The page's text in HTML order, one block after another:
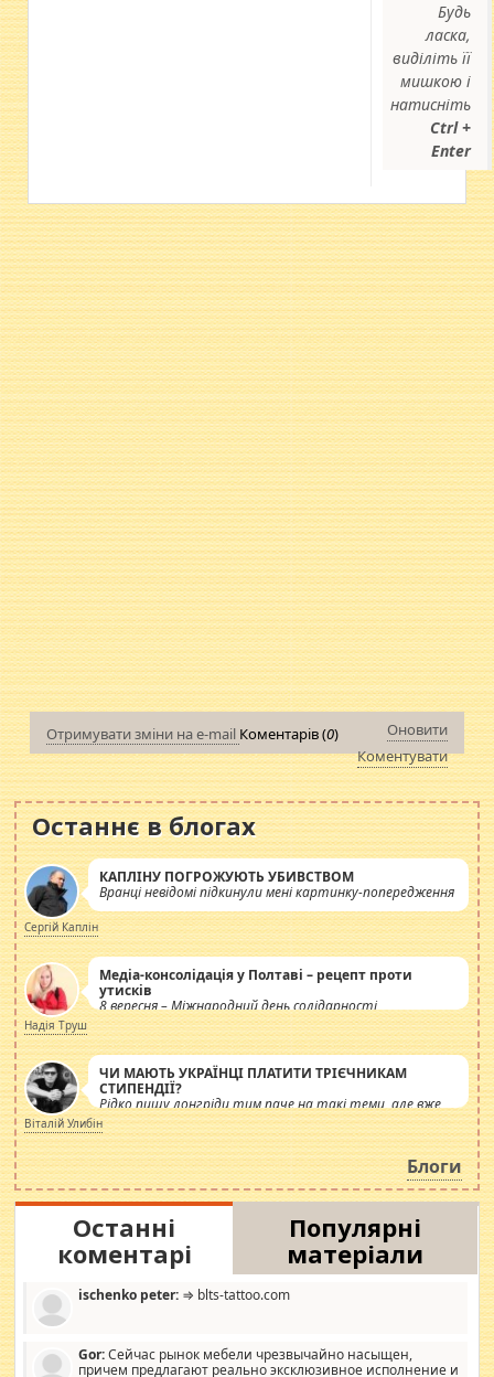
Будь
ласка,
виділіть її
мишкою і
натисніть
Ctrl +
Enter
Отримувати зміни на e-mail Коментарів (0)
Оновити
Коментувати
Останнє в блогах
КАПЛІНУ ПОГРОЖУЮТЬ УБИВСТВОМ
Вранці невідомі підкинули мені картинку-попередження
Сергій Каплін
Медіа-консолідація у Полтаві – рецепт проти
утисків
8 вересня – Міжнародний день солідарності
журналістів.
Надія Труш
ЧИ МАЮТЬ УКРАЇНЦІ ПЛАТИТИ ТРІЄЧНИКАМ
СТИПЕНДІЇ?
Рідко пишу лонгріди тим паче на такі теми, але вже
просто дістало! Обурюють сьогоднішні інсенуації
навколо стипендіального питання. Штучно
роздувається ще одна соціальна катастрофа.
Віталій Улибін
Блоги
Останні
коментарі
Популярні
матеріали
ischenko peter: ⇒ blts-tattoo.com
Gor:Сейчас рынок мебели чрезвычайно насыщен,
причем предлагают реально эксклюзивное исполнение и